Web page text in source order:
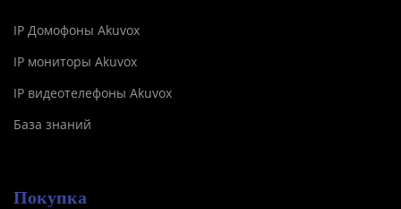
IP Домофоны Akuvox
IP мониторы Akuvox
IP видеотелефоны Akuvox
База знаний
Покупка